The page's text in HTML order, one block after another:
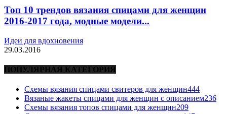
Топ 10 трендов вязания спицами для женщин
2016-2017 года, модные модели...
Идеи для вдохновения
29.03.2016
ПОПУЛЯРНАЯ КАТЕГОРИЯ
Схемы вязания спицами свитеров для женщин444
Вязаные жакеты спицами для женщин с описанием236
Схемы вязания топов спицами для женщин209